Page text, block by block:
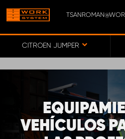
CITROEN JUMPER
VEHÍCULOS
ENCUENTRE
CERCA
SERVICIO AL CLIENTE